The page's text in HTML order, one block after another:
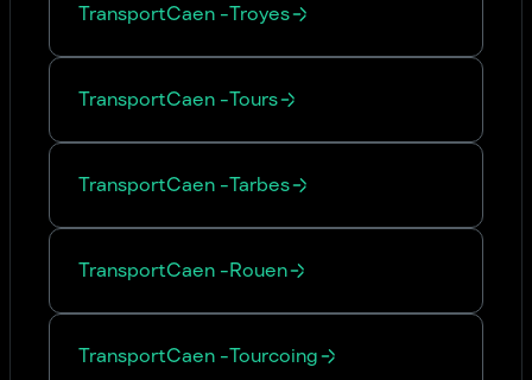
TransportCaen -Troyes
TransportCaen -Tours
TransportCaen -Tarbes
TransportCaen -Rouen
TransportCaen -Tourcoing